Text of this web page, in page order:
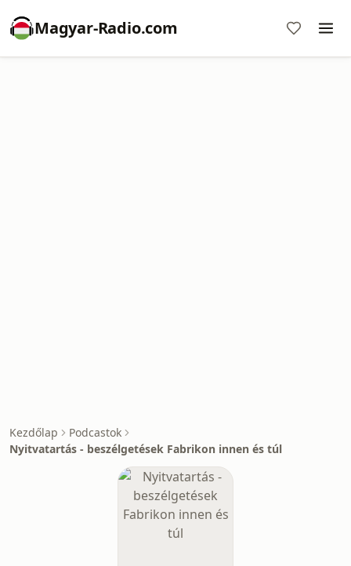
Magyar-Radio.com
Kezdőlap
Podcastok
Nyitvatartás - beszélgetések Fabrikon innen és túl